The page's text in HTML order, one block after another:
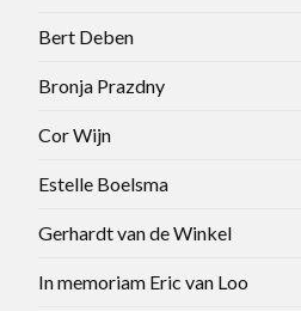
Bert Deben
Bronja Prazdny
Cor Wijn
Estelle Boelsma
Gerhardt van de Winkel
In memoriam Eric van Loo